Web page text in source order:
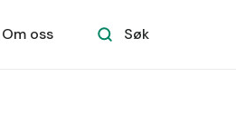
Om oss Søk